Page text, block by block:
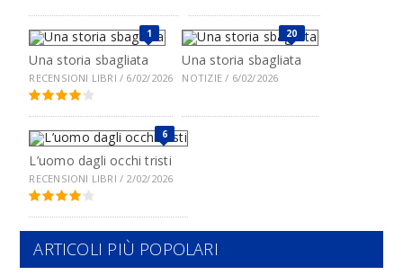
1
Una storia sbagliata
RECENSIONI LIBRI / 6/02/2026
20
Una storia sbagliata
NOTIZIE / 6/02/2026
6
L’uomo dagli occhi tristi
RECENSIONI LIBRI / 2/02/2026
ARTICOLI PIÙ POPOLARI